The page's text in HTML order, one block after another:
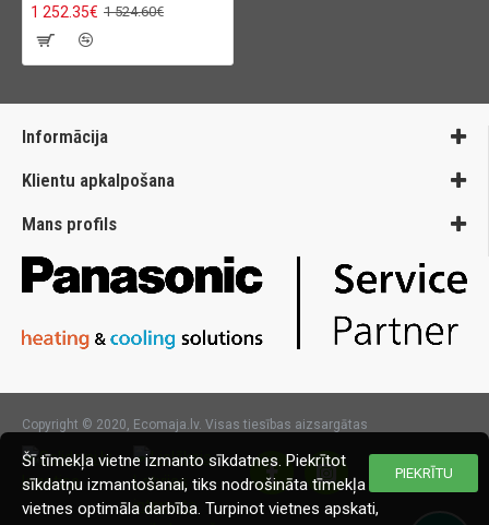
1 252.35€ 1 524.60€
Informācija
Klientu apkalpošana
Mans profils
Copyright © 2020, Ecomaja.lv. Visas tiesības aizsargātas
PIEKRĪTU
Šī tīmekļa vietne izmanto sīkdatnes. Piekrītot
sīkdatņu izmantošanai, tiks nodrošināta tīmekļa
vietnes optimāla darbība. Turpinot vietnes apskati,